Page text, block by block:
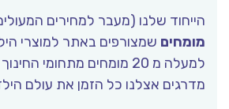
הייחוד שלנו (מעבר למחירים
מומחים שמצורפים באתר למוצרי
למעלה מ 20 מומחים מתחומי
מדרגים אצלנו כל הזמן את עולם